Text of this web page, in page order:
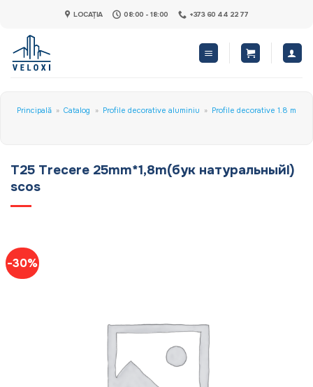
content
LOCAȚIA 08:00 - 18:00 +373 60 44 22 77
Principală » Catalog » Profile decorative aluminiu » Profile decorative 1.8 m
T25 Trecere 25mm*1,8m(бук натуральныйl)
scos
-30%